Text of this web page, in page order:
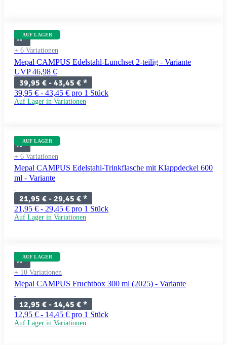
AUF LAGER
+ 6 Variationen
Mepal CAMPUS Edelstahl-Lunchset 2-teilig - Variante
UVP 46,98 €
39,95 € - 43,45 € *
39,95 € - 43,45 € pro 1 Stück
Auf Lager in Variationen
AUF LAGER
+ 6 Variationen
Mepal CAMPUS Edelstahl-Trinkflasche mit Klappdeckel 600
ml - Variante
21,95 € - 29,45 € *
21,95 € - 29,45 € pro 1 Stück
Auf Lager in Variationen
AUF LAGER
+ 10 Variationen
Mepal CAMPUS Fruchtbox 300 ml (2025) - Variante
12,95 € - 14,45 € *
12,95 € - 14,45 € pro 1 Stück
Auf Lager in Variationen